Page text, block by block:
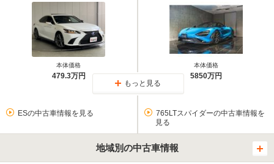
本体価格
479.3万円
本体価格
5850万円
もっと見る
ESの中古車情報を見る
765LTスパイダーの中古車情報を
見る
地域別の中古車情報